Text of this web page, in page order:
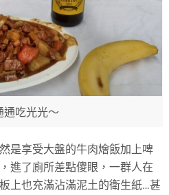
通吃光光～
是享受大盤的牛肉燴飯加上啤
進了廁所差點傻眼，一群人在
上也充滿沾滿泥土的衛生紙…甚